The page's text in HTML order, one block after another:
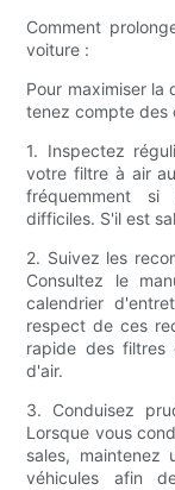
Comment
voiture :
Pour maximiser
tenez compte des
1. Inspectez
votre filtre à air
fréquemment
difficiles. S'il est
2. Suivez les
Consultez le
calendrier
respect de ces
rapide des filtres
d'air.
3. Conduisez
Lorsque vous
sales, maintenez
véhicules afin